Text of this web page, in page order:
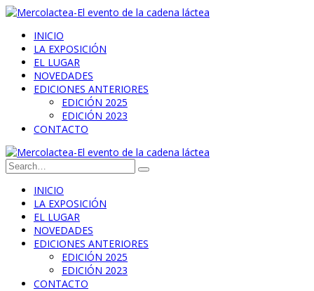
INICIO
LA EXPOSICIÓN
EL LUGAR
NOVEDADES
EDICIONES ANTERIORES
EDICIÓN 2025
EDICIÓN 2023
CONTACTO
INICIO
LA EXPOSICIÓN
EL LUGAR
NOVEDADES
EDICIONES ANTERIORES
EDICIÓN 2025
EDICIÓN 2023
CONTACTO